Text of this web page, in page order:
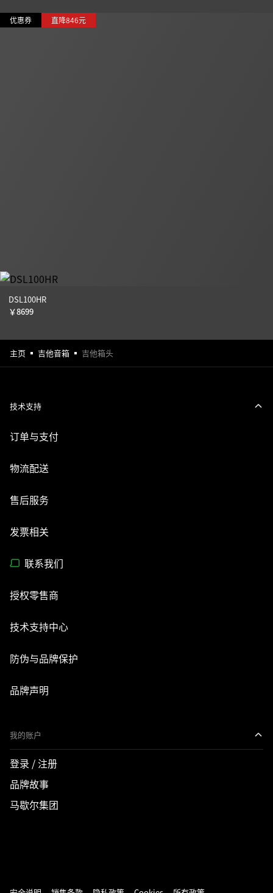
优惠券 直降846元
DSL100HR
￥8699
主页 吉他音箱 吉他箱头
技术支持
订单与支付
物流配送
售后服务
发票相关
联系我们
授权零售商
技术支持中心
防伪与品牌保护
品牌声明
我的账户
登录 / 注册
品牌故事
马歇尔集团